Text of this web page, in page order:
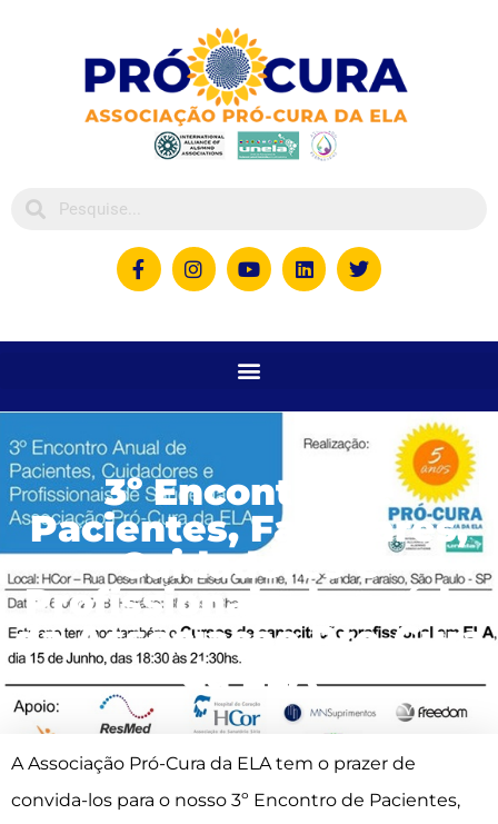
3º Encontro de
Pacientes, Familiares,
Cuidadores e
Profissionais de saúde
da Associação Pró-Cura
da ELA
A Associação Pró-Cura da ELA tem o prazer de
convida-los para o nosso 3º Encontro de Pacientes,